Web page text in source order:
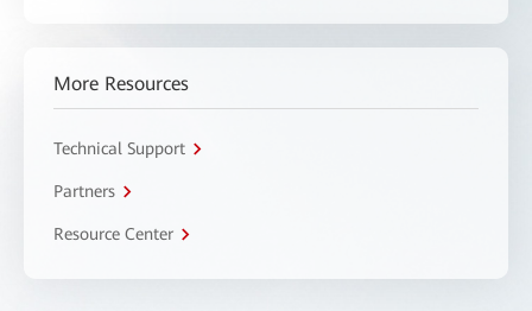
More Resources
Technical Support
Partners
Resource Center